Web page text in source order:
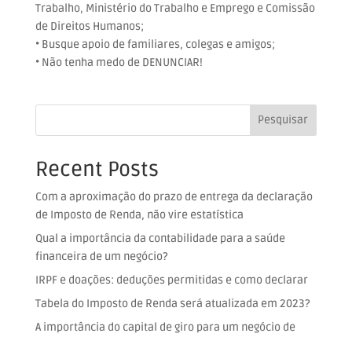
Trabalho, Ministério do Trabalho e Emprego e Comissão
de Direitos Humanos;⠀
• Busque apoio de familiares, colegas e amigos;⠀
• Não tenha medo de DENUNCIAR!
Pesquisar
Recent Posts
Com a aproximação do prazo de entrega da declaração
de Imposto de Renda, não vire estatística
Qual a importância da contabilidade para a saúde
financeira de um negócio?
IRPF e doações: deduções permitidas e como declarar
Tabela do Imposto de Renda será atualizada em 2023?
A importância do capital de giro para um negócio de